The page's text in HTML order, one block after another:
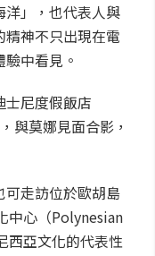
洋」，也代表人與
精神不只出現在電
中看見。
士尼度假飯店
與莫娜見面合影，
可走訪位於歐胡島
中心（Polynesian
西亞文化的代表性